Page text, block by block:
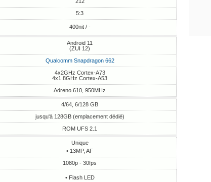
5:3
400nit / -
Android 11
(ZUI 12)
Qualcomm Snapdragon 662
4x2GHz Cortex-A73
4x1.8GHz Cortex-A53
Adreno 610, 950MHz
4/64, 6/128 GB
jusqu'à 128GB (emplacement dédié)
ROM UFS 2.1
Unique
• 13MP, AF
1080p - 30fps
• Flash LED